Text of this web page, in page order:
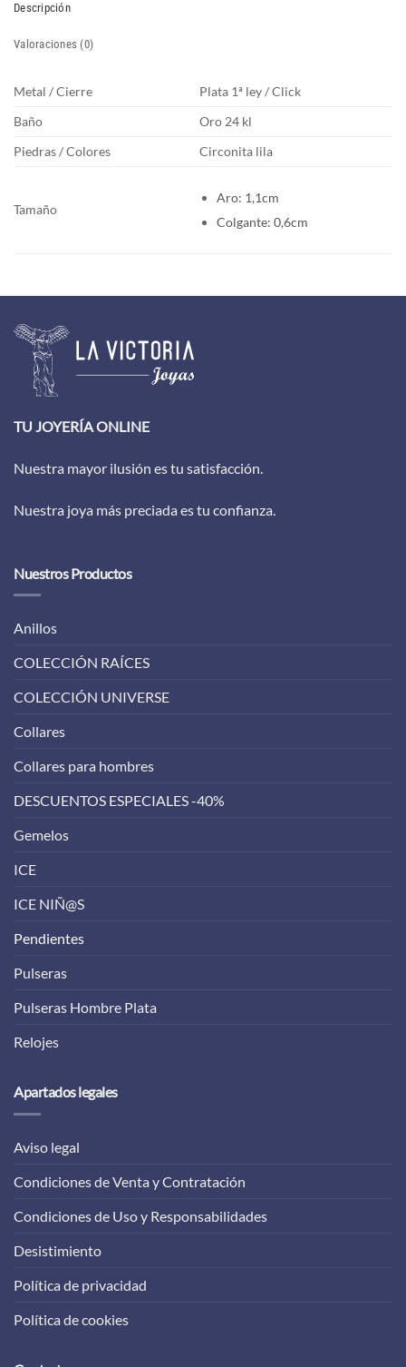
Descripción
Valoraciones (0)
Metal / Cierre
Plata 1ª ley / Click
Baño
Oro 24 kl
Piedras / Colores
Circonita lila
Tamaño
Aro: 1,1cm
Colgante: 0,6cm
TU JOYERÍA ONLINE
Nuestra mayor ilusión es tu satisfacción.
Nuestra joya más preciada es tu confianza.
Nuestros Productos
Anillos
COLECCIÓN RAÍCES
COLECCIÓN UNIVERSE
Collares
Collares para hombres
DESCUENTOS ESPECIALES -40%
Gemelos
ICE
ICE NIÑ@S
Pendientes
Pulseras
Pulseras Hombre Plata
Relojes
Apartados legales
Aviso legal
Condiciones de Venta y Contratación
Condiciones de Uso y Responsabilidades
Desistimiento
Política de privacidad
Política de cookies